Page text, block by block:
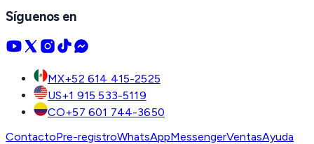
Síguenos en
MX+52 614 415-2525
US+1 915 533-5119
CO+57 601 744-3650
ContactoPre-registroWhatsAppMessengerVentasAyuda